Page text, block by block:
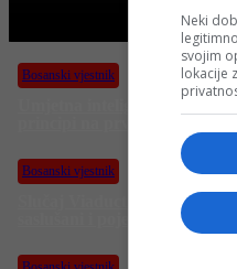
BOSANSKI VJESTNIK –
Bosanski vjestnik
Umjetna inteligencija u
Bosanski vjestnik
Slučaj Viaduct: SIPA
saslušani i pojedinci iz Vijeća
Neki
svojim
lokacije